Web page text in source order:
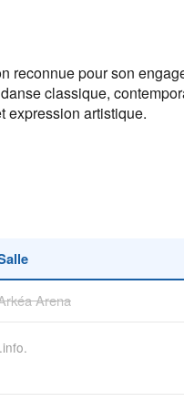
reconnue pour son
classique,
expression artistique.
Arena